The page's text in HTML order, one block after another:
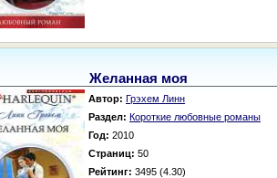
Желанная моя
Автор: Грэхем Линн
Раздел: Короткие любовные романы
Год: 2010
Страниц: 50
Рейтинг: 3495 (4.30)